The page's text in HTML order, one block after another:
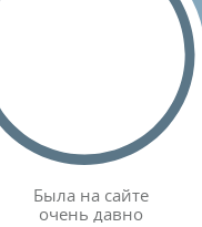
Была на сайте
очень давно